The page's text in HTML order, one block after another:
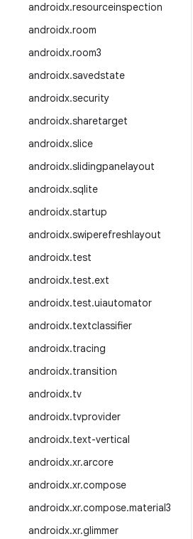
androidx.resourceinspection
androidx.room
androidx.room3
androidx.savedstate
androidx.security
androidx.sharetarget
androidx.slice
androidx.slidingpanelayout
androidx.sqlite
androidx.startup
androidx.swiperefreshlayout
androidx.test
androidx.test.ext
androidx.test.uiautomator
androidx.textclassifier
androidx.tracing
androidx.transition
androidx.tv
androidx.tvprovider
androidx.text-vertical
androidx.xr.arcore
androidx.xr.compose
androidx.xr.compose.material3
androidx.xr.glimmer